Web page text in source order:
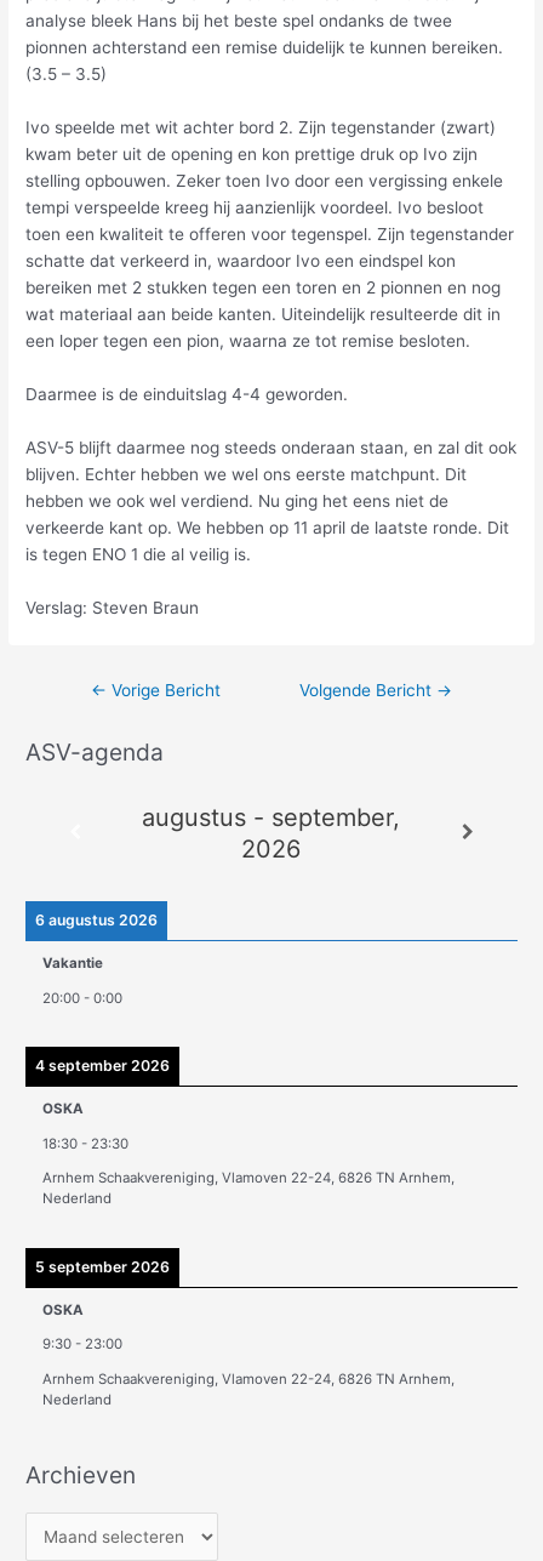
analyse bleek Hans bij het beste spel ondanks de twee
pionnen achterstand een remise duidelijk te kunnen bereiken.
(3.5 – 3.5)
Ivo speelde met wit achter bord 2. Zijn tegenstander (zwart)
kwam beter uit de opening en kon prettige druk op Ivo zijn
stelling opbouwen. Zeker toen Ivo door een vergissing enkele
tempi verspeelde kreeg hij aanzienlijk voordeel. Ivo besloot
toen een kwaliteit te offeren voor tegenspel. Zijn tegenstander
schatte dat verkeerd in, waardoor Ivo een eindspel kon
bereiken met 2 stukken tegen een toren en 2 pionnen en nog
wat materiaal aan beide kanten. Uiteindelijk resulteerde dit in
een loper tegen een pion, waarna ze tot remise besloten.
Daarmee is de einduitslag 4-4 geworden.
ASV-5 blijft daarmee nog steeds onderaan staan, en zal dit ook
blijven. Echter hebben we wel ons eerste matchpunt. Dit
hebben we ook wel verdiend. Nu ging het eens niet de
verkeerde kant op. We hebben op 11 april de laatste ronde. Dit
is tegen ENO 1 die al veilig is.
Verslag: Steven Braun
← Vorige Bericht Volgende Bericht →
ASV-agenda
augustus - september,
2026
6 augustus 2026
Vakantie
20:00 -0:00
4 september 2026
OSKA
18:30 - 23:30
Arnhem Schaakvereniging, Vlamoven 22-24, 6826 TN Arnhem,
Nederland
5 september 2026
OSKA
9:30 - 23:00
Arnhem Schaakvereniging, Vlamoven 22-24, 6826 TN Arnhem,
Nederland
Archieven
A